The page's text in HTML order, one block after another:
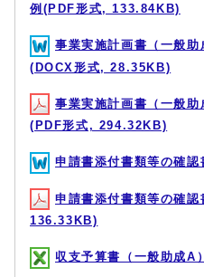
例(PDF形式, 133.84KB)
事業実施計画書（一般
(DOCX形式, 28.35KB)
事業実施計画書（一般
(PDF形式, 294.32KB)
申請書添付書類等の確
申請書添付書類等の確
136.33KB)
収支予算書（一般助成